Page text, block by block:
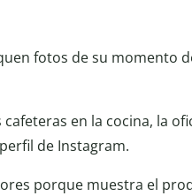
fotos de su momento
en la cocina, la
de Instagram.
porque muestra el